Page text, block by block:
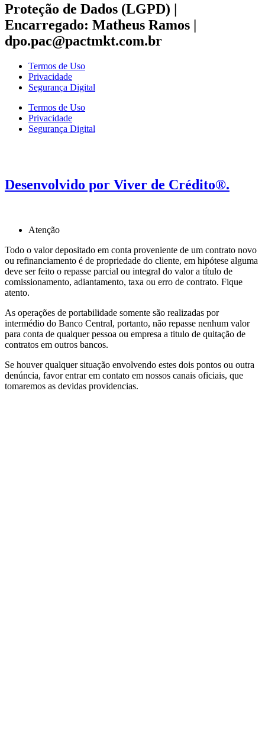
Proteção de Dados (LGPD) |
Encarregado: Matheus Ramos |
dpo.pac@pactmkt.com.br
Termos de Uso
Privacidade
Segurança Digital
Termos de Uso
Privacidade
Segurança Digital
Desenvolvido por Viver de Crédito®.
Atenção
Todo o valor depositado em conta proveniente de um contrato novo
ou refinanciamento é de propriedade do cliente, em hipótese alguma
deve ser feito o repasse parcial ou integral do valor a título de
comissionamento, adiantamento, taxa ou erro de contrato. Fique
atento.
As operações de portabilidade somente são realizadas por
intermédio do Banco Central, portanto, não repasse nenhum valor
para conta de qualquer pessoa ou empresa a titulo de quitação de
contratos em outros bancos.
Se houver qualquer situação envolvendo estes dois pontos ou outra
denúncia, favor entrar em contato em nossos canais oficiais, que
tomaremos as devidas providencias.